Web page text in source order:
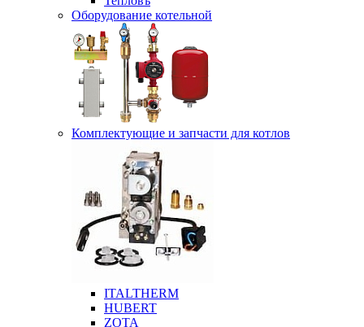
Оборудование котельной
Комплектующие и запчасти для котлов
ITALTHERM
HUBERT
ZOTA